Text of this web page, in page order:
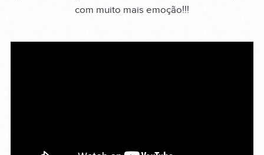
com muito mais emoção!!!